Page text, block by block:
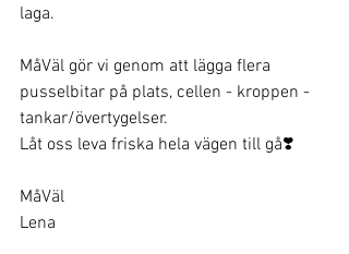
laga.
MåVäl gör vi genom att lägga flera
pusselbitar på plats, cellen - kroppen -
tankar/övertygelser.
Låt oss leva friska hela vägen till gå❣️
MåVäl
Lena